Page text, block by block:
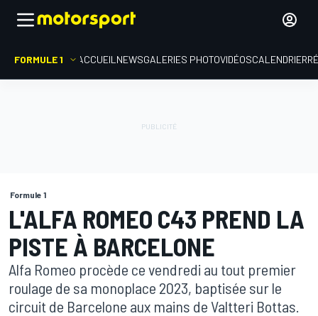
FORMULE 1 ACCUEIL NEWSGALERIES PHOTOVIDÉOSCALENDRIER
Formule 1
L'ALFA ROMEO C43 PREND LA
PISTE À BARCELONE
Alfa Romeo procède ce vendredi au tout premier
roulage de sa monoplace 2023, baptisée sur le
circuit de Barcelone aux mains de Valtteri Bottas.